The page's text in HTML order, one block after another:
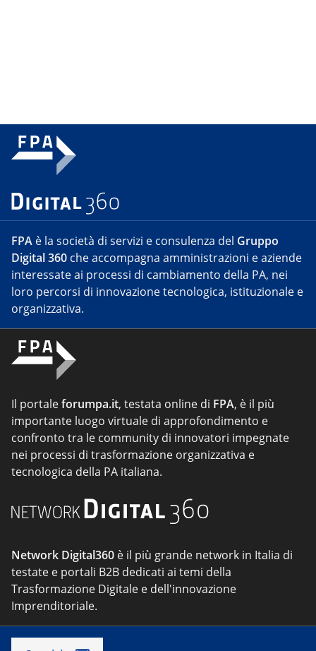
FPA è la società di servizi e consulenza del Gruppo
Digital 360 che accompagna amministrazioni e aziende
interessate ai processi di cambiamento della PA, nei
loro percorsi di innovazione tecnologica, istituzionale e
organizzativa.
Il portaleforumpa.it, testata online di FPA, è il più
importante luogo virtuale di approfondimento e
confronto tra le community di innovatori impegnate
nei processi di trasformazione organizzativa e
tecnologica della PA italiana.
Network Digital360 è il più grande network in Italia di
testate e portali B2B dedicati ai temi della
Trasformazione Digitale e dell'innovazione
Imprenditoriale.